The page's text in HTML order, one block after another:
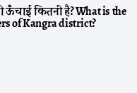
ऊँचाई कितनी है? What is the
of Kangra district?